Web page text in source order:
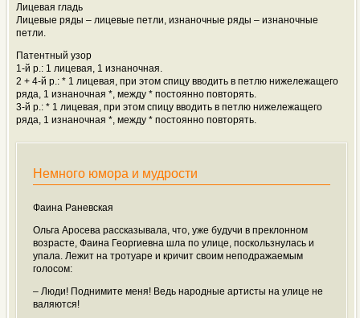
Лицевая гладь
Лицевые ряды – лицевые петли, изнаночные ряды – изнаночные
петли.
Патентный узор
1-й р.: 1 лицевая, 1 изнаночная.
2 + 4-й р.: * 1 лицевая, при этом спицу вводить в петлю нижележащего
ряда, 1 изнаночная *, между * постоянно повторять.
3-й р.: * 1 лицевая, при этом спицу вводить в петлю нижележащего
ряда, 1 изнаночная *, между * постоянно повторять.
Немного юмора и мудрости
Фаина Раневская
Ольга Аросева рассказывала, что, уже будучи в преклонном
возрасте, Фаина Георгиевна шла по улице, поскользнулась и
упала. Лежит на тротуаре и кричит своим неподражаемым
голосом:
– Люди! Поднимите меня! Ведь народные артисты на улице не
валяются!